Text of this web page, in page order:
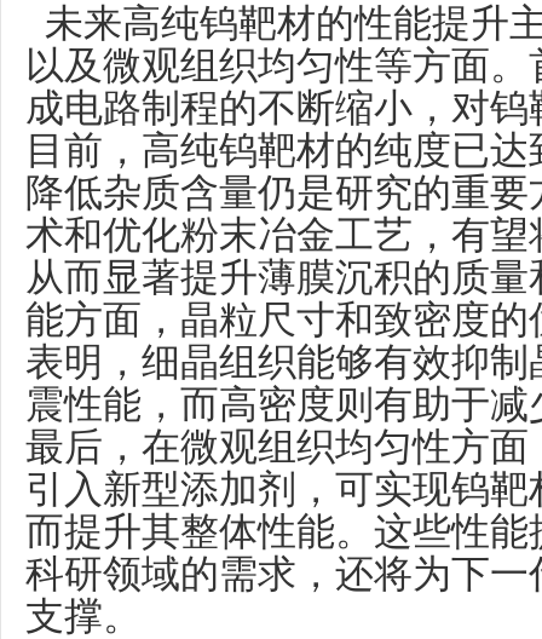
未来高纯钨靶材的性能提升
以及微观组织均匀性等方面
成电路制程的不断缩小，对
目前，高纯钨靶材的纯度已达
降低杂质含量仍是研究的重
术和优化粉末冶金工艺，有
从而显著提升薄膜沉积的质
能方面，晶粒尺寸和致密度
表明，细晶组织能够有效抑
震性能，而高密度则有助于
最后，在微观组织均匀性方
引入新型添加剂，可实现钨
而提升其整体性能。这些性
科研领域的需求，还将为下
支撑。